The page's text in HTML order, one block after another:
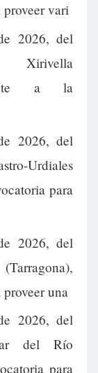
proveer vari
2026, del
a la
2026, del
Urdiales
para
2026, del
una
2026, del
del Río
para